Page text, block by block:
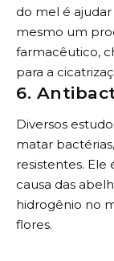
do mel é
mesmo um
farmacêutico,
para a
6.
Diversos
matar
resistentes.
causa das
hidrogênio no
flores.